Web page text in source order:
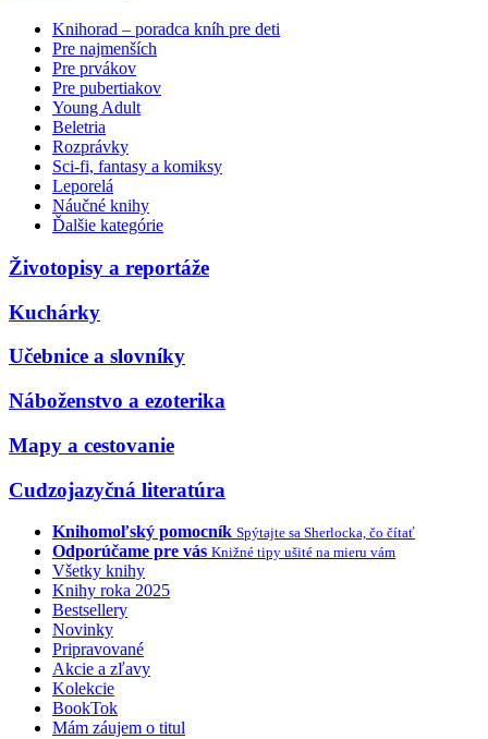
Knihorad – poradca kníh pre deti
Pre najmenších
Pre prvákov
Pre pubertiakov
Young Adult
Beletria
Rozprávky
Sci-fi, fantasy a komiksy
Leporelá
Náučné knihy
Ďalšie kategórie
Životopisy a reportáže
Kuchárky
Učebnice a slovníky
Náboženstvo a ezoterika
Mapy a cestovanie
Cudzojazyčná literatúra
Knihomoľský pomocník Spýtajte sa Sherlocka, čo čítať
Odporúčame pre vás Knižné tipy ušité na mieru vám
Všetky knihy
Knihy roka 2025
Bestsellery
Novinky
Pripravované
Akcie a zľavy
Kolekcie
BookTok
Mám záujem o titul